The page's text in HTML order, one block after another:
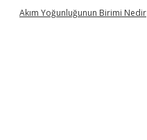
Akım Yoğunluğunun Birimi Nedir